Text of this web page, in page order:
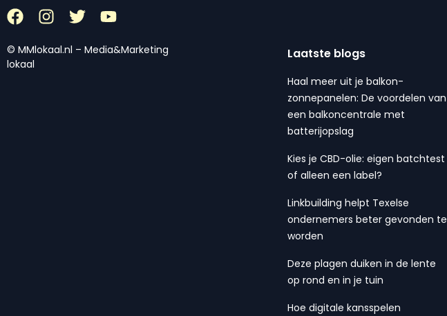
© MMlokaal.nl – Media&Marketing
lokaal
Laatste blogs
Haal meer uit je balkon-
zonnepanelen: De voordelen van
een balkoncentrale met
batterijopslag
Kies je CBD-olie: eigen batchtest
of alleen een label?
Linkbuilding helpt Texelse
ondernemers beter gevonden te
worden
Deze plagen duiken in de lente
op rond en in je tuin
Hoe digitale kansspelen